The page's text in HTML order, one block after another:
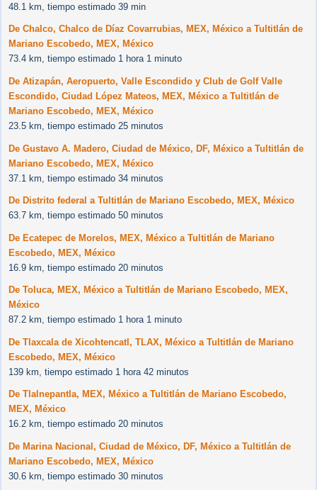
48.1 km, tiempo estimado 39 min
De Chalco, Chalco de Díaz Covarrubias, MEX, México a Tultitlán de
Mariano Escobedo, MEX, México
73.4 km, tiempo estimado 1 hora 1 minuto
De Atizapán, Aeropuerto, Valle Escondido y Club de Golf Valle
Escondido, Ciudad López Mateos, MEX, México a Tultitlán de
Mariano Escobedo, MEX, México
23.5 km, tiempo estimado 25 minutos
De Gustavo A. Madero, Ciudad de México, DF, México a Tultitlán de
Mariano Escobedo, MEX, México
37.1 km, tiempo estimado 34 minutos
De Distrito federal a Tultitlán de Mariano Escobedo, MEX, México
63.7 km, tiempo estimado 50 minutos
De Ecatepec de Morelos, MEX, México a Tultitlán de Mariano
Escobedo, MEX, México
16.9 km, tiempo estimado 20 minutos
De Toluca, MEX, México a Tultitlán de Mariano Escobedo, MEX,
México
87.2 km, tiempo estimado 1 hora 1 minuto
De Tlaxcala de Xicohtencatl, TLAX, México a Tultitlán de Mariano
Escobedo, MEX, México
139 km, tiempo estimado 1 hora 42 minutos
De Tlalnepantla, MEX, México a Tultitlán de Mariano Escobedo,
MEX, México
16.2 km, tiempo estimado 20 minutos
De Marina Nacional, Ciudad de México, DF, México a Tultitlán de
Mariano Escobedo, MEX, México
30.6 km, tiempo estimado 30 minutos